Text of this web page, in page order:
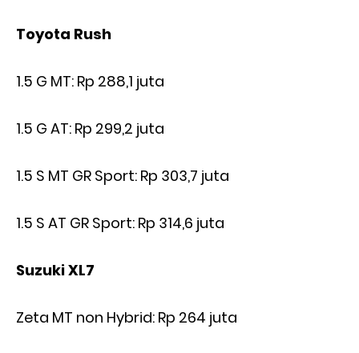
Toyota Rush
1.5 G MT: Rp 288,1 juta
1.5 G AT: Rp 299,2 juta
1.5 S MT GR Sport: Rp 303,7 juta
1.5 S AT GR Sport: Rp 314,6 juta
Suzuki XL7
Zeta MT non Hybrid: Rp 264 juta